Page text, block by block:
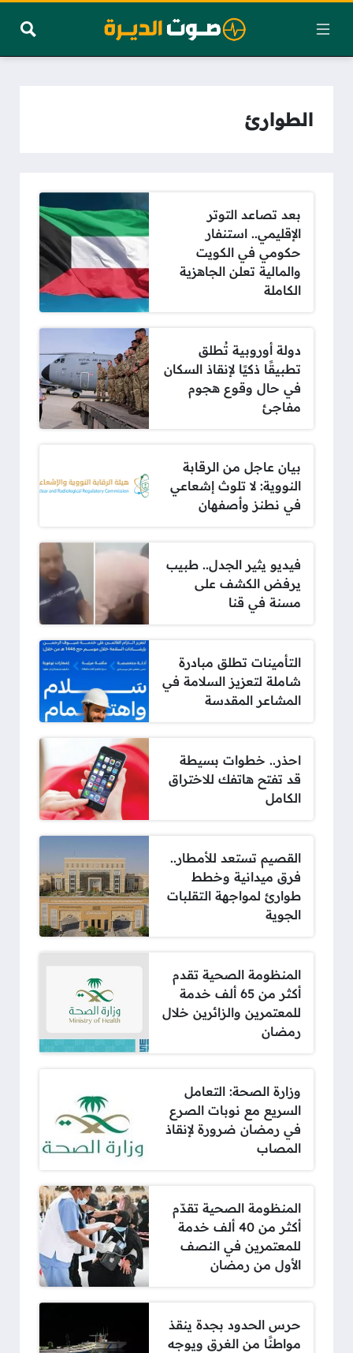
الطوارئ
بعد تصاعد التوتر
الإقليمي.. استنفار
حكومي في الكويت
والمالية تعلن الجاهزية
الكاملة
دولة أوروبية تُطلق
تطبيقًا ذكيًا لإنقاذ السكان
في حال وقوع هجوم
مفاجئ
بيان عاجل من الرقابة
النووية: لا تلوث إشعاعي
في نطنز وأصفهان
فيديو يثير الجدل.. طبيب
يرفض الكشف على
مسنة في قنا
التأمينات تطلق مبادرة
شاملة لتعزيز السلامة في
المشاعر المقدسة
احذر.. خطوات بسيطة
قد تفتح هاتفك للاختراق
الكامل
القصيم تستعد للأمطار..
فرق ميدانية وخطط
طوارئ لمواجهة التقلبات
الجوية
المنظومة الصحية تقدم
أكثر من 65 ألف خدمة
للمعتمرين والزائرين خلال
رمضان
وزارة الصحة: التعامل
السريع مع نوبات الصرع
في رمضان ضرورة لإنقاذ
المصاب
المنظومة الصحية تقدّم
أكثر من 40 ألف خدمة
للمعتمرين في النصف
الأول من رمضان
حرس الحدود بجدة ينقذ
مواطنًا من الغرق ويوجه